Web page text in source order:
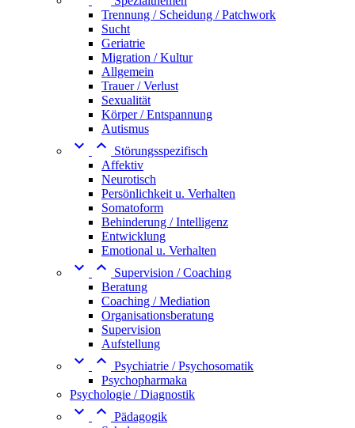
Trennung / Scheidung / Patchwork
Sucht
Geriatrie
Migration / Kultur
Allgemein
Trauer / Verlust
Sexualität
Körper / Entspannung
Autismus
 
Störungsspezifisch
Affektiv
Neurotisch
Persönlichkeit u. Verhalten
Somatoform
Behinderung / Intelligenz
Entwicklung
Emotional u. Verhalten
 
Supervision / Coaching
Beratung
Coaching / Mediation
Organisationsberatung
Supervision
Aufstellung
  Psychiatrie / Psychosomatik
Psychopharmaka
Psychologie / Diagnostik
  Pädagogik